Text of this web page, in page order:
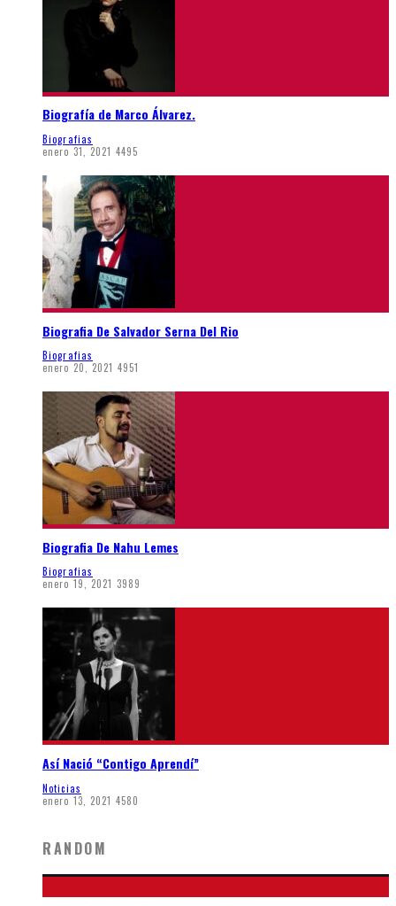
Biografía de Marco Álvarez.
Biografias
enero 31, 2021 4495
Biografia De Salvador Serna Del Rio
Biografias
enero 20, 2021 4951
Biografia De Nahu Lemes
Biografias
enero 19, 2021 3989
Así Nació “Contigo Aprendí”
Noticias
enero 13, 2021 4580
RANDOM